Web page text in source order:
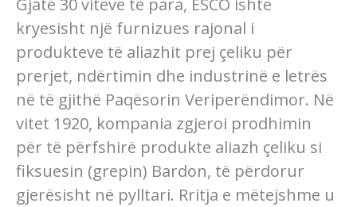
Gjatë 30 viteve të para, ESCO ishte
kryesisht një furnizues rajonal i
produkteve të aliazhit prej çeliku për
prerjet, ndërtimin dhe industrinë e letrës
në të gjithë Paqësorin Veriperëndimor. Në
vitet 1920, kompania zgjeroi prodhimin
për të përfshirë produkte aliazh çeliku si
fiksuesin (grepin) Bardon, të përdorur
gjerësisht në pylltari. Rritja e mëtejshme u